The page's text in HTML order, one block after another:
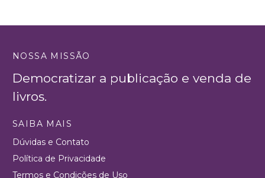
NOSSA MISSÃO
Democratizar a publicação e venda de
livros.
SAIBA MAIS
Dúvidas e Contato
Política de Privacidade
Termos e Condições de Uso